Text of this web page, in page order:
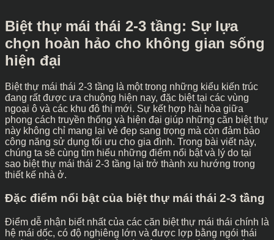
Biệt thự mái thái 2-3 tầng: Sự lựa
chọn hoàn hảo cho không gian sống
hiện đại
Biệt thự mái thái 2-3 tầng là một trong những kiểu kiến trúc
đang rất được ưa chuộng hiện nay, đặc biệt tại các vùng
ngoại ô và các khu đô thị mới. Sự kết hợp hài hòa giữa
phong cách truyền thống và hiện đại giúp những căn biệt thự
này không chỉ mang lại vẻ đẹp sang trọng mà còn đảm bảo
công năng sử dụng tối ưu cho gia đình. Trong bài viết này,
chúng ta sẽ cùng tìm hiểu những điểm nổi bật và lý do tại
sao biệt thự mái thái 2-3 tầng lại trở thành xu hướng trong
thiết kế nhà ở.
Đặc điểm nổi bật của biệt thự mái thái 2-3 tầng
Điểm dễ nhận biết nhất của các căn biệt thự mái thái chính là
hệ mái dốc, có độ nghiêng lớn và được lợp bằng ngói thái